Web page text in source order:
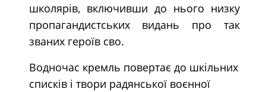
школярів, включивши до нього низку
пропагандистських видань про так
званих героїв сво.
Водночас кремль повертає до шкільних
списків і твори радянської воєнної